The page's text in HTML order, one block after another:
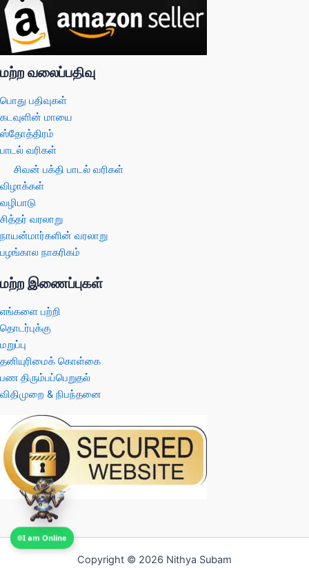
மற்ற வலைப்பதிவு
பொது பதிவுகள்
கடவுளின் மாயை
ஸ்தோத்திரம்
பாடல் வரிகள்
சிவன் பக்தி பாடல் வரிகள்
விழாக்கள்
வழிபாடு
சித்தர் வரலாறு
நாயன்மார்களின் வரலாறு
பழங்கால நாகரிகம்
மற்ற இணைப்புகள்
எங்களை பற்றி
தொடர்புக்கு
மறுப்பு
தனியுரிமைக் கொள்கை
பண திரும்பப்பெறுதல்
விதிமுறை & நிபந்தனை
Copyright © 2026 Nithya Subam
I am Online